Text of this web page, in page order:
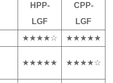
HPP-
LGF
CPP-
LGF
★★★★☆
★★★★★
★★★★★ ★★★★☆